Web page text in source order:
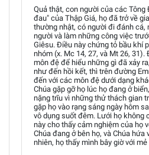
Quả thật, con người của các Tông
đau" của Thập Giá, họ đã trở về
thường nhật, có người đi đánh cá,
người và làm những công việc
Giêsu. Điều này chứng tỏ bầu khí
nhóm (x. Mc 14, 27, và Mt 26,
môn đệ để hiểu những gì đã xảy
như đến hồi kết, thì trên đường
đến với các môn đệ dưới dạng
Chúa gặp gỡ họ lúc họ đang ở
nặng trĩu vì những thử thách gian
gặp họ vào rạng sáng ngày hôm
vô dụng suốt đêm. Lưới họ không
này cho thấy cảm nghiệm của họ
Chúa đang ở bên họ, và Chúa hứa
nhiên, họ thấy mình bây giờ với